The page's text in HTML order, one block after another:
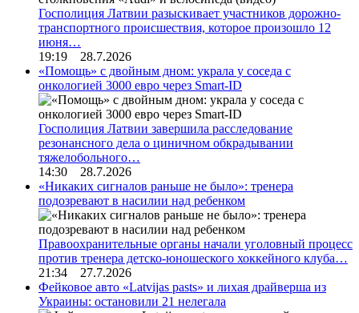
Госполиция Латвии разыскивает участников дорожно-
транспортного происшествия, которое произошло 12
июня…
19:19 28.7.2026
«Помощь» с двойным дном: украла у соседа с
онкологией 3000 евро через Smart-ID
Госполиция Латвии завершила расследование
резонансного дела о циничном обкрадывании
тяжелобольного…
14:30 28.7.2026
«Никаких сигналов раньше не было»: тренера
подозревают в насилии над ребенком
Правоохранительные органы начали уголовный процесс
против тренера детско-юношеского хоккейного клуба…
21:34 27.7.2026
Фейковое авто «Latvijas pasts» и лихая драйверша из
Украины: остановили 21 нелегала